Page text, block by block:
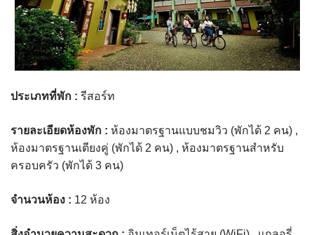
กองสาธารณสุขฯ
การเปิดเผยข้อมูลข่าวสารปี 2566 integrity transparency
assessment ITA2023
ข้อกำหนดการใช้งาน
ข้อมูลประชากร
ข้อมูลพื้นฐานของศูนย์บริการนักท่องเที่ยว เทศบาลตำบลปัว
ขั้นตอนการขอรับบริการ
ประเภทที่พัก : รีสอร์ท
รายละเอียดห้องพัก : ห้องมาตรฐานแบบชมวิว (พักได้ 2 คน) ,
ห้องมาตรฐานเตียงคู่ (พักได้ 2 คน) , ห้องมาตรฐานสำหรับ
ครอบครัว (พักได้ 3 คน)
จำนวนห้อง : 12 ห้อง